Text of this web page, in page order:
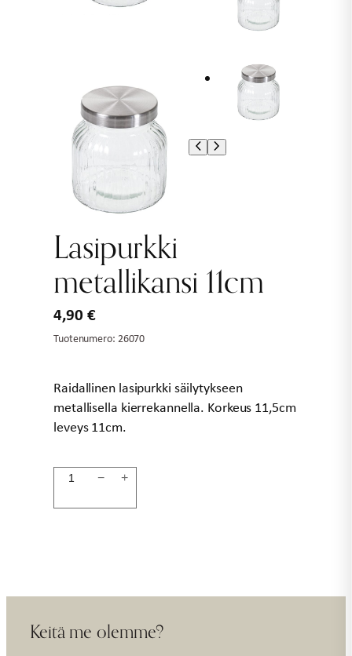
Lasipurkki
metallikansi 11cm
4,90 €
Tuotenumero: 26070
Raidallinen lasipurkki säilytykseen
metallisella kierrekannella. Korkeus 11,5cm
leveys 11cm.
Lasipurkki
− +
Keitä me olemme?